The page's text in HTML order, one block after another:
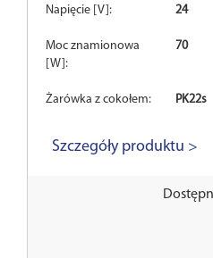
Napięcie [V]: 24
Moc znamionowa
[W]:
70
Żarówka z cokołem: PK22s
Szczegóły produktu >